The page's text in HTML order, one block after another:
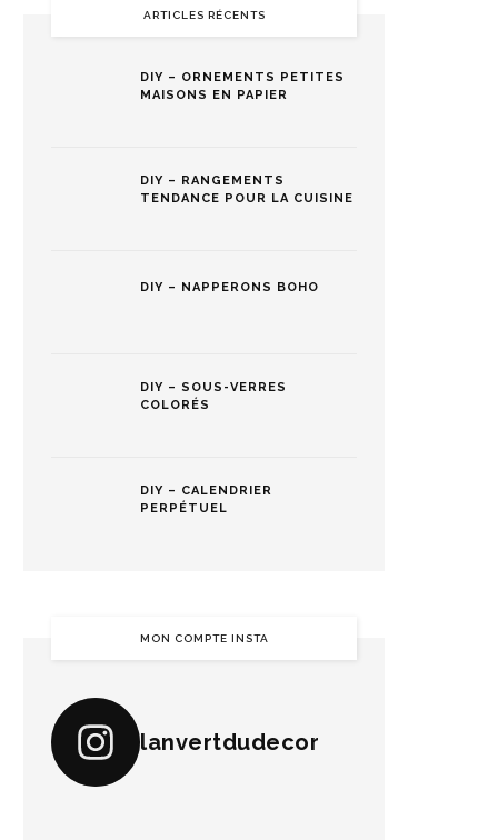
ARTICLES RÉCENTS
DIY – ORNEMENTS PETITES
MAISONS EN PAPIER
DIY – RANGEMENTS
TENDANCE POUR LA CUISINE
DIY – NAPPERONS BOHO
DIY – SOUS-VERRES
COLORÉS
DIY – CALENDRIER
PERPÉTUEL
MON COMPTE INSTA
lanvertdudecor